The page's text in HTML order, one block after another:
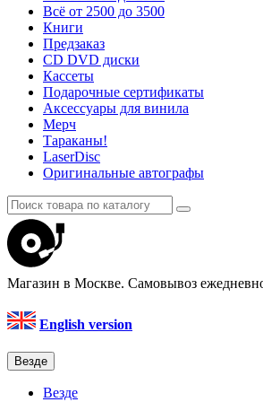
Всё от 2500 до 3500
Книги
Предзаказ
CD DVD диски
Кассеты
Подарочные сертификаты
Аксессуары для винила
Мерч
Тараканы!
LaserDisc
Оригинальные автографы
Магазин в Москве. Самовывоз
English version
Везде
Везде